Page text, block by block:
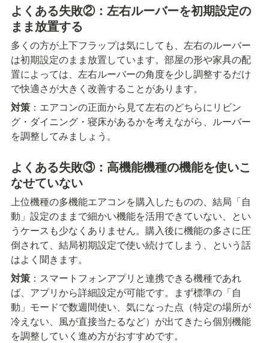
よくある失敗②：左右ルーバーを初期設定の
まま放置する
多くの方が上下フラップは気にしても、左右のルーバー
は初期設定のまま放置しています。部屋の形や家具の配
置によっては、左右ルーバーの角度を少し調整するだけ
で快適さが大きく改善することがあります。
対策 ：エアコンの正面から見て左右のどちらにリビン
グ・ダイニング・寝床があるかを考えながら、ルーバー
を調整してみましょう。
よくある失敗③：高機能機種の機能を使いこ
なせていない
上位機種の多機能エアコンを購入したものの、結局「自
動」設定のままで細かい機能を活用できていない、とい
うケースも少なくありません。購入後に機能の多さに圧
倒されて、結局初期設定で使い続けてしまう、という話
はよく聞きます。
対策 ：スマートフォンアプリと連携できる機種であれ
ば、アプリから詳細設定が可能です。まず標準の「自
動」モードで数週間使い、気になった点（特定の場所が
冷えない、風が直接当たるなど）が出てきたら個別機能
を調整していく進め方がおすすめです。